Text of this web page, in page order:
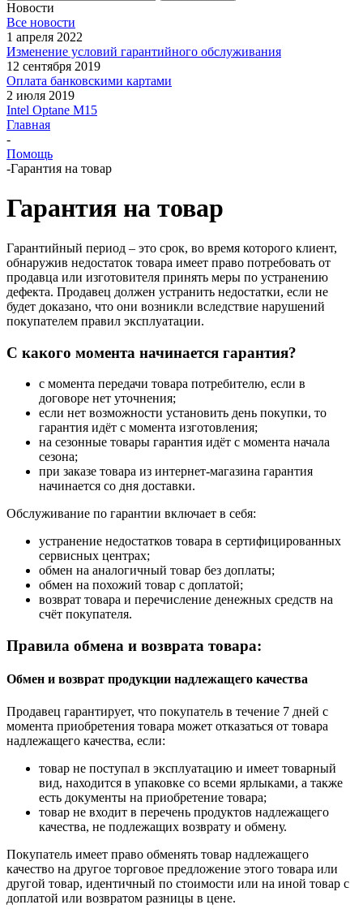
Новости
Все новости
1 апреля 2022
Изменение условий гарантийного обслуживания
12 сентября 2019
Оплата банковскими картами
2 июля 2019
Intel Optane M15
Главная
-
Помощь
-Гарантия на товар
Гарантия на товар
Гарантийный период – это срок, во время которого клиент,
обнаружив недостаток товара имеет право потребовать от
продавца или изготовителя принять меры по устранению
дефекта. Продавец должен устранить недостатки, если не
будет доказано, что они возникли вследствие нарушений
покупателем правил эксплуатации.
С какого момента начинается гарантия?
с момента передачи товара потребителю, если в
договоре нет уточнения;
если нет возможности установить день покупки, то
гарантия идёт с момента изготовления;
на сезонные товары гарантия идёт с момента начала
сезона;
при заказе товара из интернет-магазина гарантия
начинается со дня доставки.
Обслуживание по гарантии включает в себя:
устранение недостатков товара в сертифицированных
сервисных центрах;
обмен на аналогичный товар без доплаты;
обмен на похожий товар с доплатой;
возврат товара и перечисление денежных средств на
счёт покупателя.
Правила обмена и возврата товара:
Обмен и возврат продукции надлежащего качества
Продавец гарантирует, что покупатель в течение 7 дней с
момента приобретения товара может отказаться от товара
надлежащего качества, если:
товар не поступал в эксплуатацию и имеет товарный
вид, находится в упаковке со всеми ярлыками, а также
есть документы на приобретение товара;
товар не входит в перечень продуктов надлежащего
качества, не подлежащих возврату и обмену.
Покупатель имеет право обменять товар надлежащего
качество на другое торговое предложение этого товара или
другой товар, идентичный по стоимости или на иной товар с
доплатой или возвратом разницы в цене.